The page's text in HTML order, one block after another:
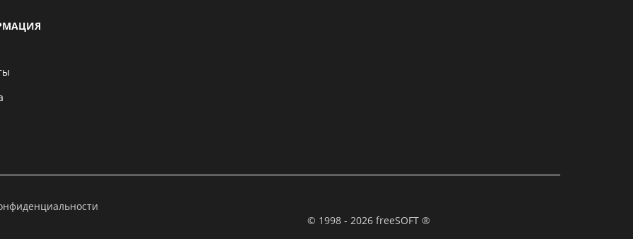
© 1998 - 2026 freeSOFT ®